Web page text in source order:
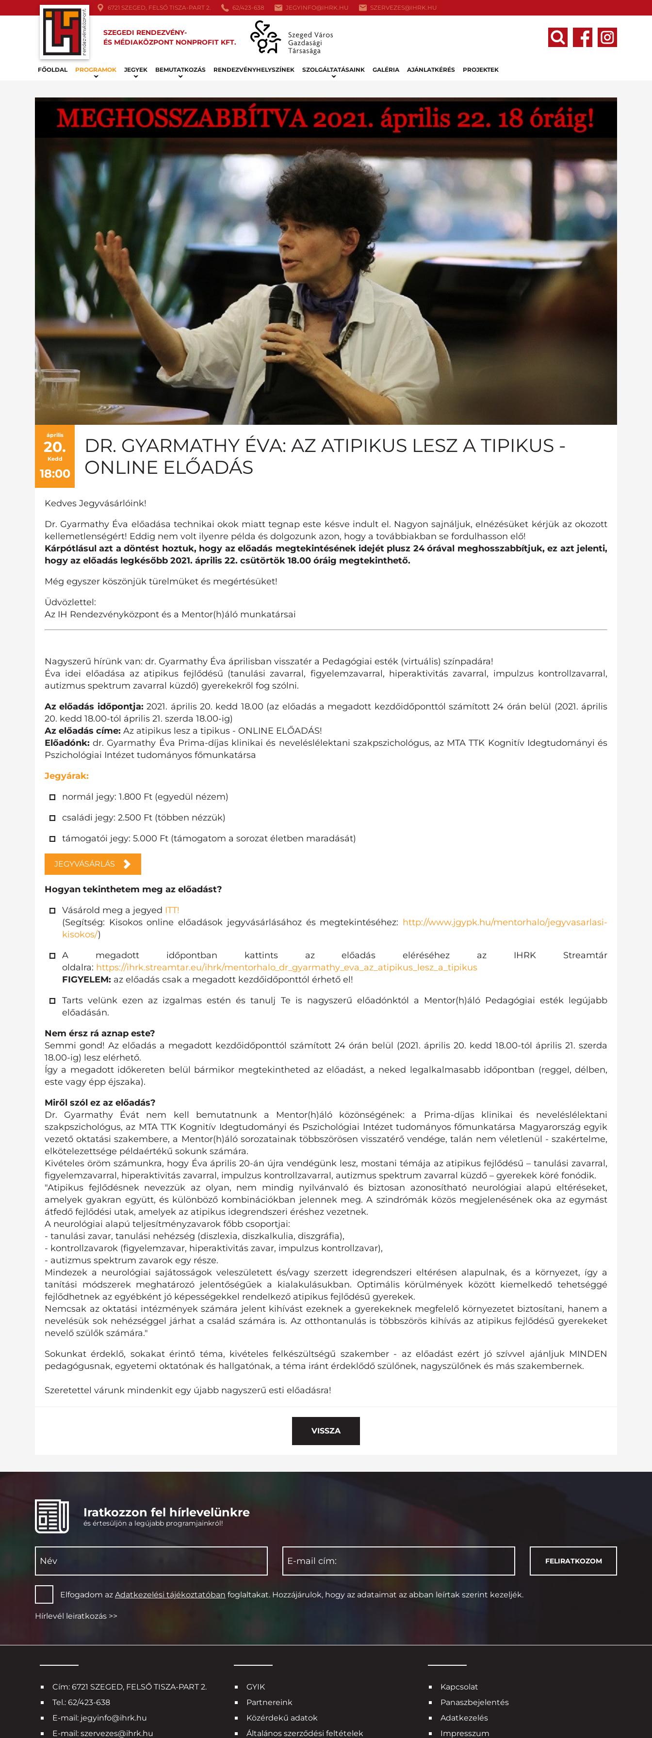
6721 SZEGED, FELSŐ TISZA-PART 2. 62/423-638 JEGYINFO@IHRK.HU SZERVEZES@IHRK.HU
SZEGEDI RENDEZVÉNY-
ÉS MÉDIAKÖZPONT NONPROFIT KFT.
FŐOLDAL PROGRAMOK JEGYEK BEMUTATKOZÁS RENDEZVÉNYHELYSZÍNEK SZOLGÁLTATÁSAINK GALÉRIA AJÁNLATKÉRÉS PROJEKTEK
április
20.
Kedd
18:00
DR. GYARMATHY ÉVA: AZ ATIPIKUS LESZ A TIPIKUS -
ONLINE ELŐADÁS
Kedves Jegyvásárlóink!
Dr. Gyarmathy Éva előadása technikai okok miatt tegnap este késve indult el. Nagyon sajnáljuk, elnézésüket kérjük az okozott
kellemetlenségért! Eddig nem volt ilyenre példa és dolgozunk azon, hogy a továbbiakban se fordulhasson elő!
Kárpótlásul azt a döntést hoztuk, hogy az előadás megtekintésének idejét plusz 24 órával meghosszabbítjuk, ez azt jelenti,
hogy az előadás legkésőbb 2021. április 22. csütörtök 18.00 óráig megtekinthető.
Még egyszer köszönjük türelmüket és megértésüket!
Üdvözlettel:
Az IH Rendezvényközpont és a Mentor(h)áló munkatársai
Nagyszerű hírünk van: dr. Gyarmathy Éva áprilisban visszatér a Pedagógiai esték (virtuális) színpadára!
Éva idei előadása az atipikus fejlődésű (tanulási zavarral, figyelemzavarral, hiperaktivitás zavarral, impulzus kontrollzavarral,
autizmus spektrum zavarral küzdő) gyerekekről fog szólni.
Az előadás időpontja: 2021. április 20. kedd 18.00 (az előadás a megadott kezdőidőponttól számított 24 órán belül (2021. április
20. kedd 18.00-tól április 21. szerda 18.00-ig)
Az előadás címe: Az atipikus lesz a tipikus - ONLINE ELŐADÁS!
Előadónk: dr. Gyarmathy Éva Prima-díjas klinikai és neveléslélektani szakpszichológus, az MTA TTK Kognitív Idegtudományi és
Pszichológiai Intézet tudományos főmunkatársa
Jegyárak:
normál jegy: 1.800 Ft (egyedül nézem)
családi jegy: 2.500 Ft (többen nézzük)
támogatói jegy: 5.000 Ft (támogatom a sorozat életben maradását)
JEGYVÁSÁRLÁS
Hogyan tekinthetem meg az előadást?
Vásárold meg a jegyed ITT!
(Segítség: Kisokos online előadások jegyvásárlásához és megtekintéséhez: http://www.jgypk.hu/mentorhalo/jegyvasarlasi-
kisokos/)
A megadott időpontban kattints az előadás eléréséhez az IHRK Streamtár
oldalra: https://ihrk.streamtar.eu/ihrk/mentorhalo_dr_gyarmathy_eva_az_atipikus_lesz_a_tipikus
FIGYELEM: az előadás csak a megadott kezdőidőponttól érhető el!
Tarts velünk ezen az izgalmas estén és tanulj Te is nagyszerű előadónktól a Mentor(h)áló Pedagógiai esték legújabb
előadásán.
Nem érsz rá aznap este?
Semmi gond! Az előadás a megadott kezdőidőponttól számított 24 órán belül (2021. április 20. kedd 18.00-tól április 21. szerda
18.00-ig) lesz elérhető.
Így a megadott időkereten belül bármikor megtekintheted az előadást, a neked legalkalmasabb időpontban (reggel, délben,
este vagy épp éjszaka).
Miről szól ez az előadás?
Dr. Gyarmathy Évát nem kell bemutatnunk a Mentor(h)áló közönségének: a Prima-díjas klinikai és neveléslélektani
szakpszichológus, az MTA TTK Kognitív Idegtudományi és Pszichológiai Intézet tudományos főmunkatársa Magyarország egyik
vezető oktatási szakembere, a Mentor(h)áló sorozatainak többszörösen visszatérő vendége, talán nem véletlenül - szakértelme,
elkötelezettsége példaértékű sokunk számára.
Kivételes öröm számunkra, hogy Éva április 20-án újra vendégünk lesz, mostani témája az atipikus fejlődésű – tanulási zavarral,
figyelemzavarral, hiperaktivitás zavarral, impulzus kontrollzavarral, autizmus spektrum zavarral küzdő – gyerekek köré fonódik.
"Atipikus fejlődésnek nevezzük az olyan, nem mindig nyilvánvaló és biztosan azonosítható neurológiai alapú eltéréseket,
amelyek gyakran együtt, és különböző kombinációkban jelennek meg. A szindrómák közös megjelenésének oka az egymást
átfedő fejlődési utak, amelyek az atipikus idegrendszeri éréshez vezetnek.
A neurológiai alapú teljesítményzavarok főbb csoportjai:
- tanulási zavar, tanulási nehézség (diszlexia, diszkalkulia, diszgráfia),
- kontrollzavarok (figyelemzavar, hiperaktivitás zavar, impulzus kontrollzavar),
- autizmus spektrum zavarok egy része.
Mindezek a neurológiai sajátosságok veleszületett és/vagy szerzett idegrendszeri eltérésen alapulnak, és a környezet, így a
tanítási módszerek meghatározó jelentőségűek a kialakulásukban. Optimális körülmények között kiemelkedő tehetséggé
fejlődhetnek az egyébként jó képességekkel rendelkező atipikus fejlődésű gyerekek.
Nemcsak az oktatási intézmények számára jelent kihívást ezeknek a gyerekeknek megfelelő környezetet biztosítani, hanem a
nevelésük sok nehézséggel járhat a család számára is. Az otthontanulás is többszörös kihívás az atipikus fejlődésű gyerekeket
nevelő szülők számára."
Sokunkat érdeklő, sokakat érintő téma, kivételes felkészültségű szakember - az előadást ezért jó szívvel ajánljuk MINDEN
pedagógusnak, egyetemi oktatónak és hallgatónak, a téma iránt érdeklődő szülőnek, nagyszülőnek és más szakembernek.
Szeretettel várunk mindenkit egy újabb nagyszerű esti előadásra!
VISSZA
Iratkozzon fel hírlevelünkre
és értesüljön a legújabb programjainkról!
Elfogadom az Adatkezelési tájékoztatóban foglaltakat. Hozzájárulok, hogy az adataimat az abban leírtak szerint kezeljék.
Hírlevél leiratkozás >>
Cím: 6721 SZEGED, FELSŐ TISZA-PART 2.
Tel.: 62/423-638
E-mail: jegyinfo@ihrk.hu
E-mail: szervezes@ihrk.hu
GYIK
Partnereink
Közérdekű adatok
Általános szerződési feltételek
Kapcsolat
Panaszbejelentés
Adatkezelés
Impresszum